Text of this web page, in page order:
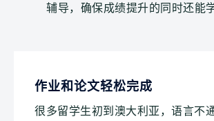
辅导，确保成绩提升的同时还能
作业和论文轻松完成
很多留学生初到澳大利亚，语言不